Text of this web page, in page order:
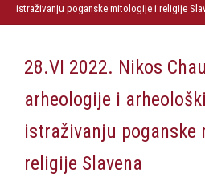
istraživanju poganske mitologije i religije
28.VI 2022. Nikos
arheologije i
istraživanju poganske
religije Slavena